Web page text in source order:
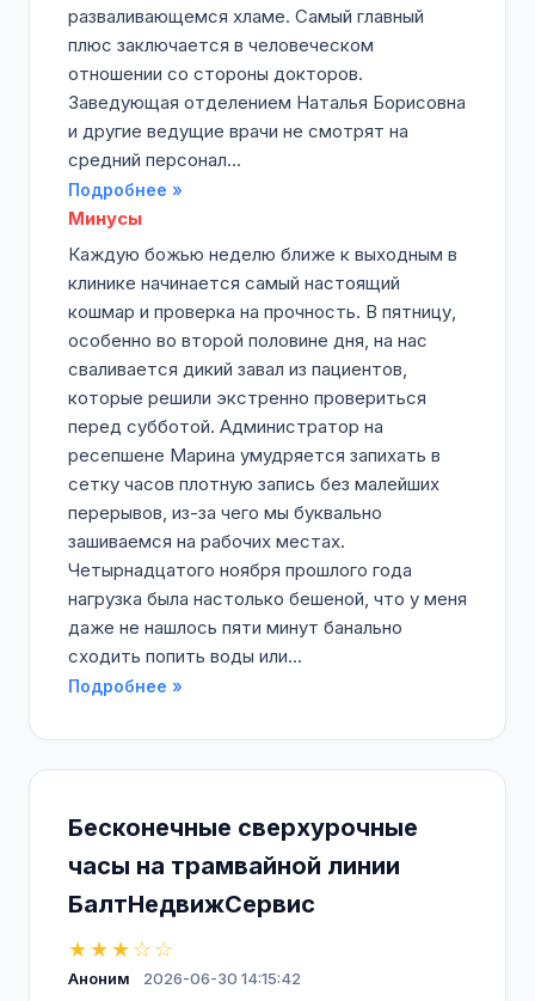
разваливающемся хламе. Самый главный
плюс заключается в человеческом
отношении со стороны докторов.
Заведующая отделением Наталья Борисовна
и другие ведущие врачи не смотрят на
средний персонал...
Подробнее »
Минусы
Каждую божью неделю ближе к выходным в
клинике начинается самый настоящий
кошмар и проверка на прочность. В пятницу,
особенно во второй половине дня, на нас
сваливается дикий завал из пациентов,
которые решили экстренно провериться
перед субботой. Администратор на
ресепшене Марина умудряется запихать в
сетку часов плотную запись без малейших
перерывов, из-за чего мы буквально
зашиваемся на рабочих местах.
Четырнадцатого ноября прошлого года
нагрузка была настолько бешеной, что у меня
даже не нашлось пяти минут банально
сходить попить воды или...
Подробнее »
Бесконечные сверхурочные
часы на трамвайной линии
БалтНедвижСервис
★★★☆☆
Аноним
2026-06-30 14:15:42